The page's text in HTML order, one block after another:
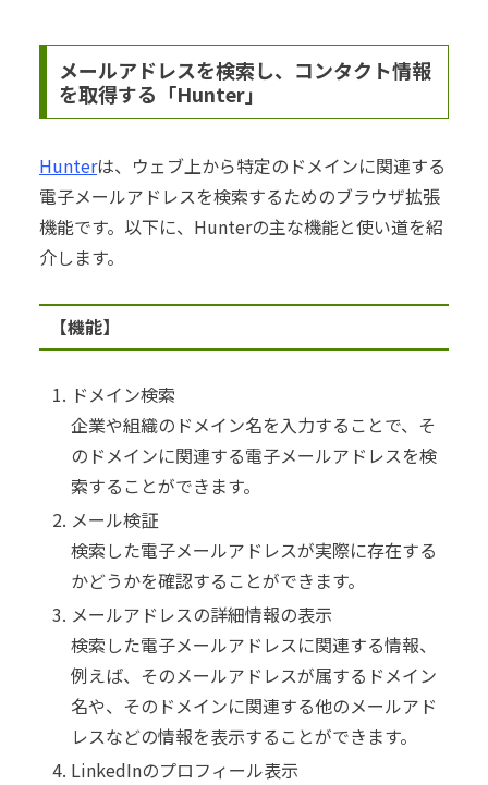
メールアドレスを検索し、コンタクト情報
を取得する「Hunter」
Hunterは、ウェブ上から特定のドメインに関連する
電子メールアドレスを検索するためのブラウザ拡張
機能です。以下に、Hunterの主な機能と使い道を紹
介します。
【機能】
ドメイン検索
企業や組織のドメイン名を入力することで、そ
のドメインに関連する電子メールアドレスを検
索することができます。
メール検証
検索した電子メールアドレスが実際に存在する
かどうかを確認することができます。
メールアドレスの詳細情報の表示
検索した電子メールアドレスに関連する情報、
例えば、そのメールアドレスが属するドメイン
名や、そのドメインに関連する他のメールアド
レスなどの情報を表示することができます。
LinkedInのプロフィール表示